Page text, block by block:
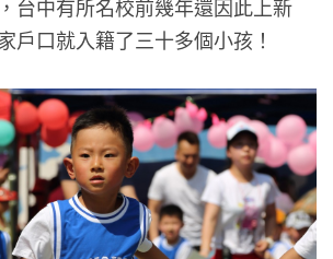
台中有所名校前幾年還因此上新
戶口就入籍了三十多個小孩！